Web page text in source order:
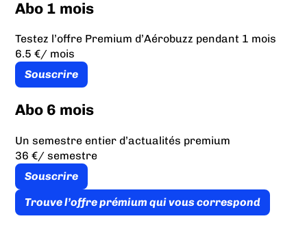
Abo 1 mois
Testez l’offre Premium d’Aérobuzz pendant 1 mois
6.5 €/ mois
Souscrire
Abo 6 mois
Un semestre entier d’actualités premium
36 €/ semestre
Souscrire
Trouve l’offre prémium qui vous correspond